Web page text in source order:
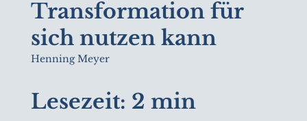
Transformation für
sich nutzen kann
Henning Meyer
Lesezeit: 2 min